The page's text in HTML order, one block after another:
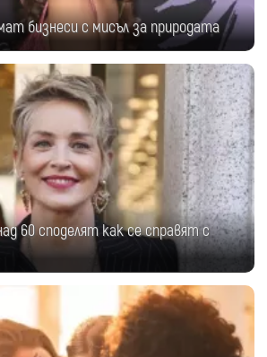
бизнеси с мисъл за природата
60 споделят как се справят с